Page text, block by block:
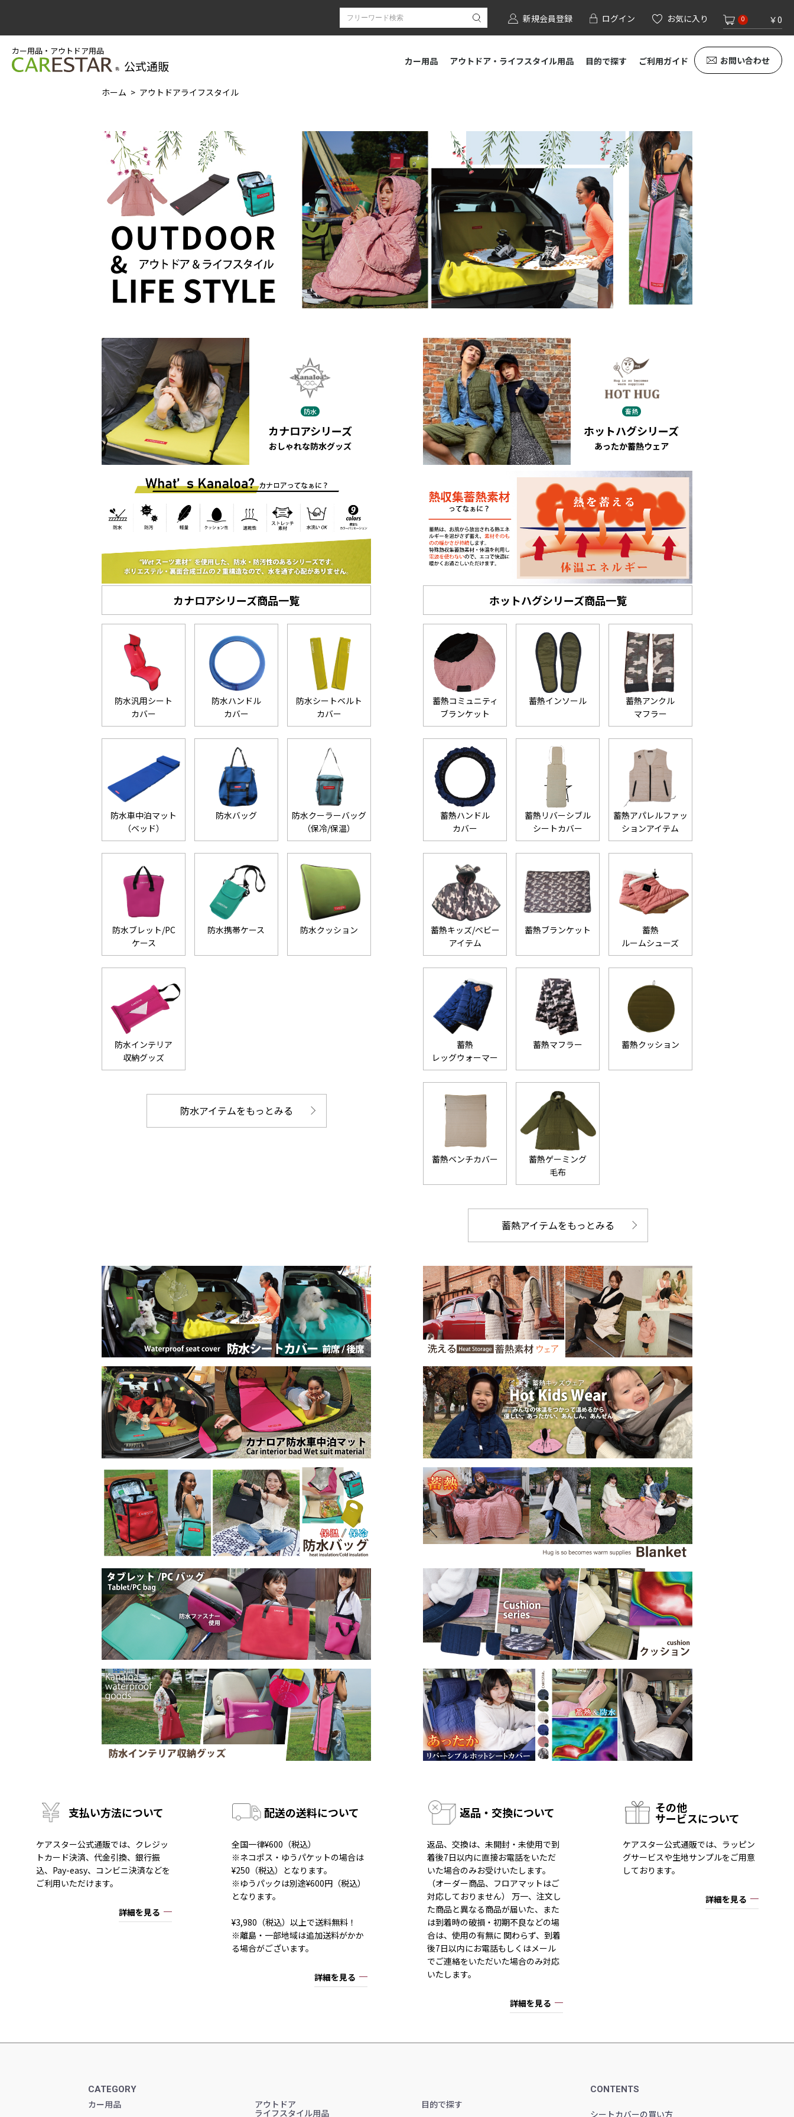
新規会員登録 ログイン お気に入り 0 ￥0
カー用品・アウトドア用品
公式通販 カー用品 アウトドア・ライフスタイル用品 目的で探す ご利用ガイド お問い合わせ
ホーム アウトドアライフスタイル
防水
カナロアシリーズ
おしゃれな防水グッズ
畜熱
ホットハグシリーズ
あったか蓄熱ウェア
カナロアシリーズ商品一覧
防水汎用シート
カバー
防水ハンドル
カバー
防水シートベルト
カバー
防水車中泊マット
（ベッド）
防水バッグ
防水クーラーバッグ
（保冷/保温）
防水ブレット/PC
ケース
防水携帯ケース 防水クッション
防水インテリア
収納グッズ
防水アイテムをもっとみる
ホットハグシリーズ商品一覧
蓄熱コミュニティ
ブランケット
蓄熱インソール
蓄熱アンクル
マフラー
蓄熱ハンドル
カバー
蓄熱リバーシブル
シートカバー
蓄熱アパレルファッ
ションアイテム
蓄熱キッズ/ベビー
アイテム
蓄熱ブランケット
蓄熱
ルームシューズ
蓄熱
レッグウォーマー
蓄熱マフラー 蓄熱クッション
蓄熱ベンチカバー
蓄熱ゲーミング
毛布
蓄熱アイテムをもっとみる
支払い方法について
ケアスター公式通販では、クレジッ
トカード決済、代金引換、銀行振
込、Pay-easy、コンビニ決済などを
ご利用いただけます。
詳細を見る
配送の送料について
全国一律¥600（税込）
※ネコポス・ゆうパケットの場合は
¥250（税込）となります。
※ゆうパックは別途¥600円（税込）
となります。
¥3,980（税込）以上で送料無料！
※離島・一部地域は追加送料がかか
る場合がございます。
詳細を見る
返品・交換について
返品、交換は、未開封・未使用で到
着後7日以内に直接お電話をいただ
いた場合のみお受けいたします。
（オーダー商品、フロアマットはご
対応しておりません） 万一、注文し
た商品と異なる商品が届いた、また
は到着時の破損・初期不良などの場
合は、使用の有無に 関わらず、到着
後7日以内にお電話もしくはメール
でご連絡をいただいた場合のみ対応
いたします。
詳細を見る
その他
サービスについて
ケアスター公式通販では、ラッピン
グサービスや生地サンプルをご用意
しております。
詳細を見る
CATEGORY
カー用品 アウトドア
ライフスタイル用品
目的で探す
CONTENTS
シートカバーの買い方